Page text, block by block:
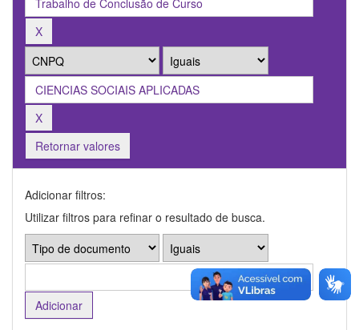
Retornar valores
Adicionar filtros:
Utilizar filtros para refinar o resultado de busca.